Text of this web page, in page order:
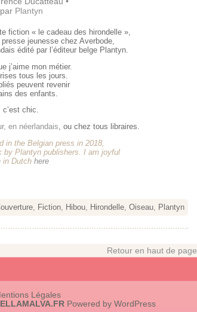
Plantyn
fiction « le cadeau des hirondelle »,
jeunesse chez Averbode,
édité par l’éditeur belge Plantyn.
j’aime mon métier.
tous les jours.
peuvent revenir
des enfants.
c’est chic.
en néerlandais, ou chez tous libraires.
in the Belgian press in 2018,
by Plantyn publishers. I am joyful
in Dutch here
, Fiction, Hibou, Hirondelle, Oiseau, Plantyn
Retour en haut de page
Légales
Powered by WordPress